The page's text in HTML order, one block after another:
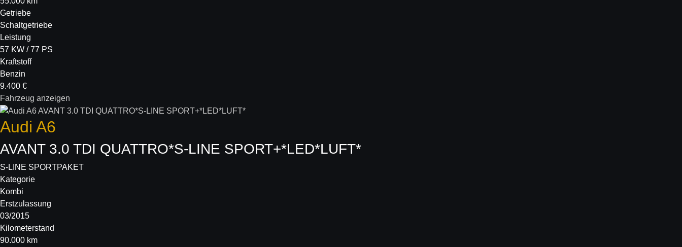
Getriebe
Schaltgetriebe
Leistung
57 KW / 77 PS
Kraftstoff
Benzin
9.400 €
Fahrzeug anzeigen
Audi A6
AVANT 3.0 TDI QUATTRO*S-LINE SPORT+*LED*LUFT*
S-LINE SPORTPAKET
Kategorie
Kombi
Erstzulassung
03/2015
Kilometerstand
90.000 km